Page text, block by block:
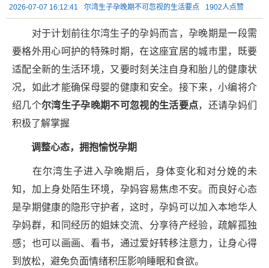
2026-07-07 16:12:41 尔湾生子孕晚期不可忽视的生活要点 1902人点赞
对于计划前往尔湾生子的孕妈而言，孕晚期是一段需
要格外用心呵护的特殊时期，在这座宜居的城市里，既要
适配全新的生活环境，又要时刻关注自身和胎儿的健康状
况，如此才能确保母婴的健康和安全。接下来，小编将介
绍几个尔湾生子孕晚期不可忽视的生活要点，还请孕妈们
积极了解掌握
调整心态，拥抱愉悦孕期‌
在尔湾生子进入孕晚期后，身体变化和对分娩的未
知，加上身处陌生环境，孕妈容易焦虑不安。而良好心态
是孕期健康的隐形守护者，这时，孕妈可以加入本地华人
孕妈群，和同经历的姐妹交流、分享待产经验，疏解孤独
感；也可以画画、看书，通过爱好转移注意力，让身心得
到放松，避免负面情绪积压影响睡眠和食欲。